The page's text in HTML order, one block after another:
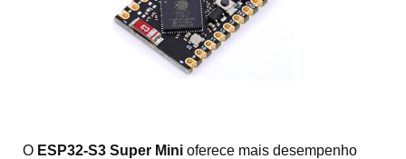
O ESP32-S3 Super Mini oferece mais desempenho